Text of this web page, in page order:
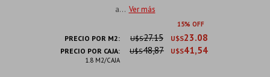
a... Ver más
15
PRECIO POR M2: U$S23.08
U$S27.15
PRECIO POR CAJA:
1.8 M2/CAJA
U$S41,54
U$S48,87